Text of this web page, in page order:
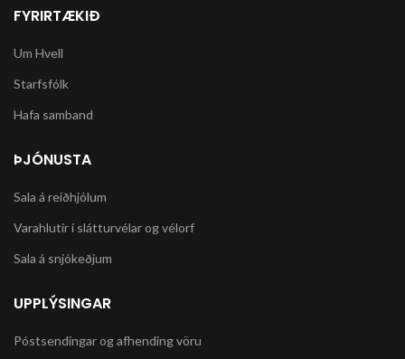
FYRIRTÆKIÐ
Um Hvell
Starfsfólk
Hafa samband
ÞJÓNUSTA
Sala á reiðhjólum
Varahlutir í slátturvélar og vélorf
Sala á snjókeðjum
UPPLÝSINGAR
Póstsendingar og afhending vöru